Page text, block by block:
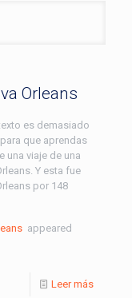
Orleans
es demasiado
que aprendas
una viaje de una
Y esta fue
por 148
appeared
Leer más